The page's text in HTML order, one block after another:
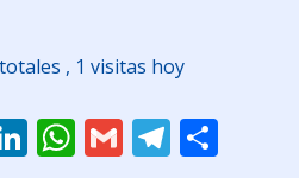
, 1 visitas hoy
LinkedIn
WhatsApp
Gmail